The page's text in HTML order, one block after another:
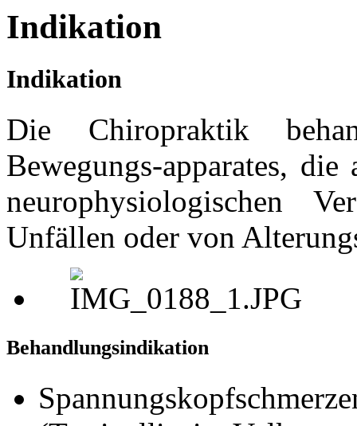
Indikation
Indikation
Die Chiropraktik
Bewegungs-apparates,
neurophysiologischen
Unfällen oder von
Behandlungsindikation